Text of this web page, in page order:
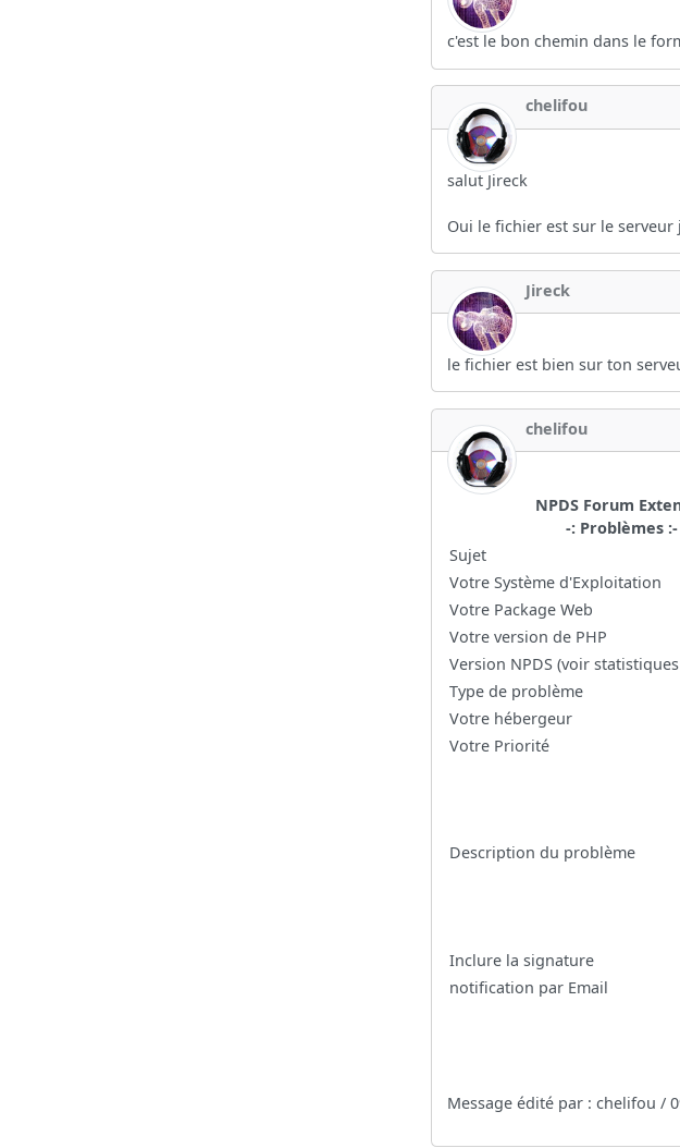
c'est le bon chemin dans le
chelifou
salut Jireck
Oui le fichier est sur le
Jireck
le fichier est bien sur ton
chelifou
NPDS Forum
-: Problèmes :-
Sujet
Votre Système d'Exploitation
Votre Package Web
Votre version de PHP
Version NPDS (voir
Type de problème
Votre hébergeur
Votre Priorité
Description du problème
Inclure la signature
notification par Email
Message édité par : chelifou /